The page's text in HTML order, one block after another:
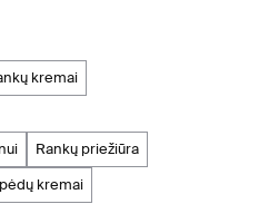
kremai
rankų priežiūra
kremai